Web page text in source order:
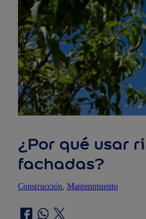
¿Por qué usar
fachadas?
Construcción, Mantenimiento